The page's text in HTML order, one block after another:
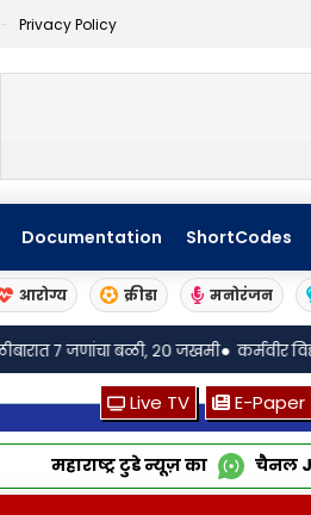
Privacy Policy
Documentation ShortCodes
आरोग्य क्रीडा मनोरंजन
बळी, २० जखमी• कर्मवीर विद्यालय आढले
Live TV E-Paper
महाराष्ट्र टुडे न्यूज़ का चैनल